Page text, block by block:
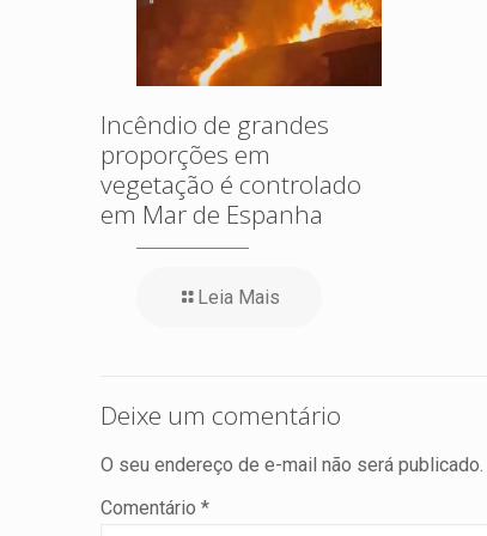
Incêndio de grandes
proporções em
vegetação é controlado
em Mar de Espanha
Leia Mais
Deixe um comentário
O seu endereço de e-mail não será publicado.
Comentário *